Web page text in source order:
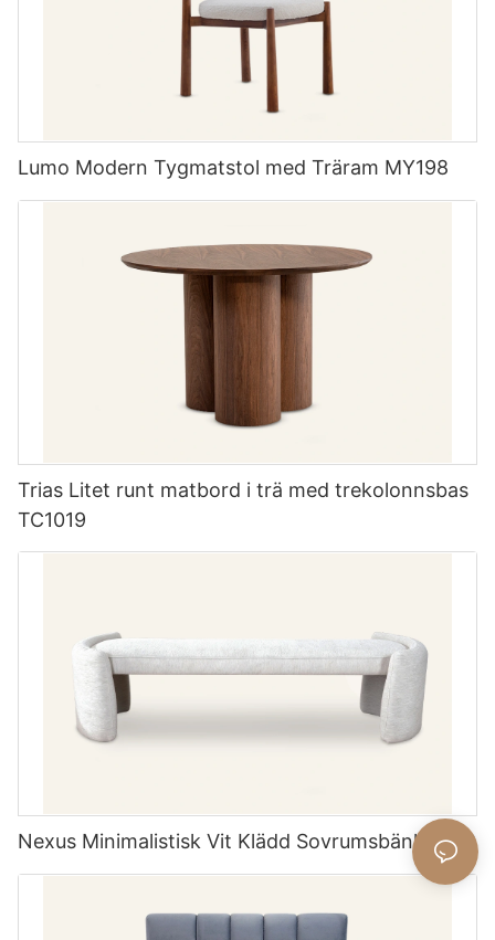
Lumo Modern Tygmatstol med Träram MY198
Trias Litet runt matbord i trä med trekolonnsbas
TC1019
Nexus Minimalistisk Vit Klädd Sovrumsbänk L708